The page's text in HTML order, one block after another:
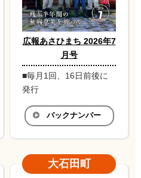
広報あさひまち 2026年7
月号
■毎月1回、16日前後に
発行
バックナンバー
大石田町